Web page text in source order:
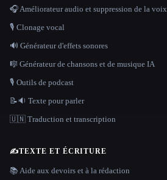
🎧 Améliorateur audio et suppression de la voix
🎙️ Clonage vocal
🔊 Générateur d'effets sonores
🎼 Générateur de chansons et de musique IA
🎙️ Outils de podcast
📝🔉 Texte pour parler
🇺🇳 Traduction et transcription
✍️TEXTE ET ÉCRITURE
📚 Aide aux devoirs et à la rédaction